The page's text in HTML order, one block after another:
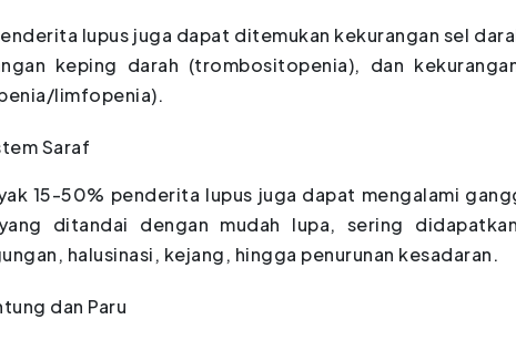
lupus juga dapat ditemukan kekurangan sel
keping darah (trombositopenia), dan
limfopenia).
Saraf
15-50% penderita lupus juga dapat mengalami
ditandai dengan mudah lupa, sering
halusinasi, kejang, hingga penurunan kesadaran.
dan Paru